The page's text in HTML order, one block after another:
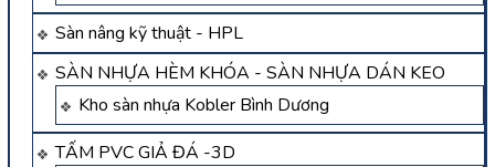
Sàn nâng kỹ thuật - HPL
SÀN NHỰA HÈM KHÓA - SÀN NHỰA DÁN KEO
Kho sàn nhựa Kobler Bình Dương
TẤM PVC GIẢ ĐÁ -3D